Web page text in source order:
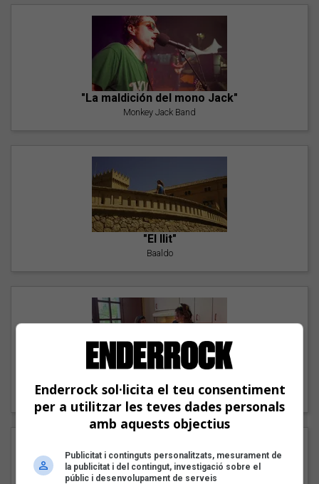
"La maldición del mono Jack"
Monkey Jack Band
"El llit"
Baaldo
Carmen y María
Enderrock sol·licita el teu consentiment
per a utilitzar les teves dades personals
amb aquests objectius
Publicitat i continguts personalitzats, mesurament de
la publicitat i del contingut, investigació sobre el
públic i desenvolupament de serveis